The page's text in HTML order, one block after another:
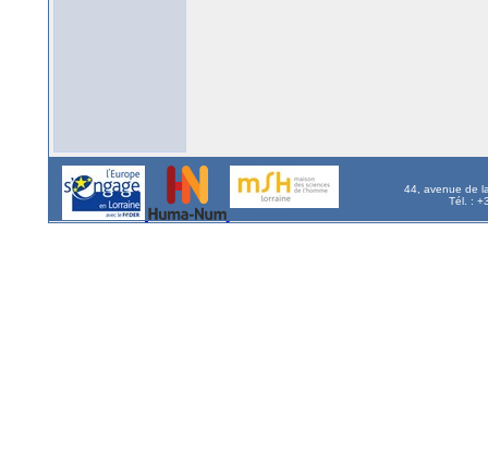
44, avenue de
Tél. :